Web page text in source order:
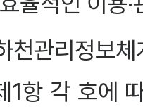
천관리정보
1항 각 호에